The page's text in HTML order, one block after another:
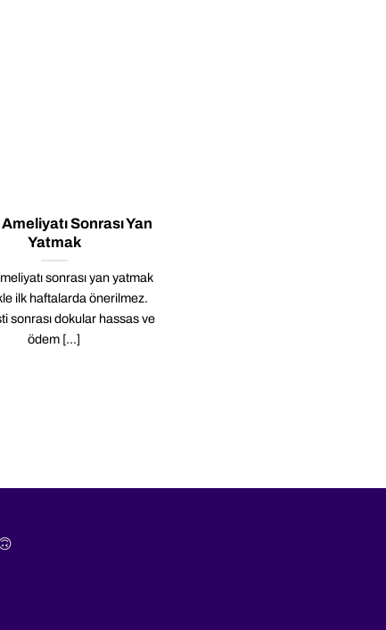
Sonrası Yan
Yatmak
sonrası yan yatmak
ilk haftalarda önerilmez.
sonrası dokular hassas ve
ödem [...]